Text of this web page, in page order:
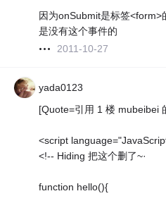
因为onSubmit是标签
是没有这个事件的
2011-10-27
yada0123
[Quote=引用 1 楼 mubeibei
<script
<!-- Hiding 把这个删了~·
function hello(){